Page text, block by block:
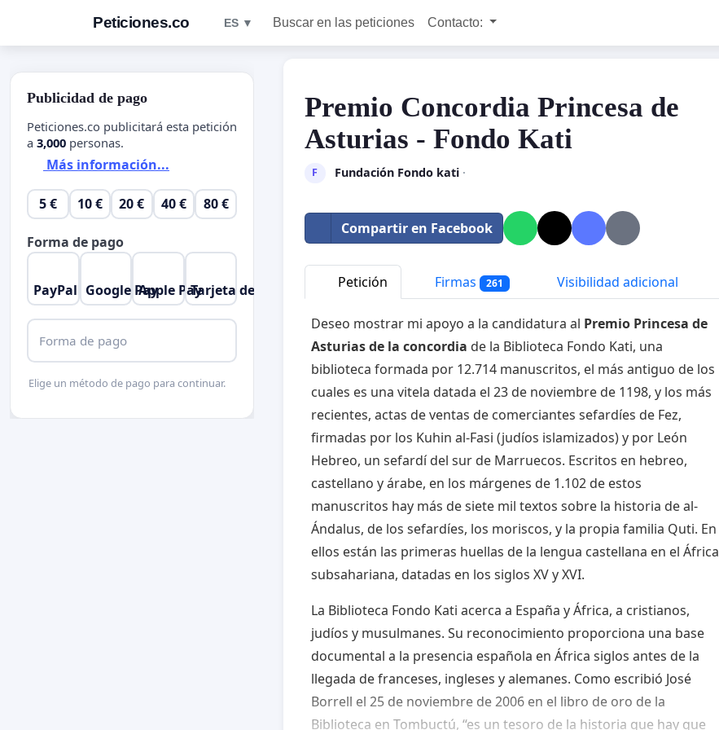
Peticiones.co ES ▼ Buscar en las peticiones Contacto:
Premio Concordia Princesa de
Asturias - Fondo Kati
F Fundación Fondo kati·
Compartir en Facebook
Petición Firmas 261 Visibilidad adicional
Deseo mostrar mi apoyo a la candidatura al Premio Princesa de
Asturias de la concordia de la Biblioteca Fondo Kati, una
biblioteca formada por 12.714 manuscritos, el más antiguo de los
cuales es una vitela datada el 23 de noviembre de 1198, y los más
recientes, actas de ventas de comerciantes sefardíes de Fez,
firmadas por los Kuhin al-Fasi (judíos islamizados) y por León
Hebreo, un sefardí del sur de Marruecos. Escritos en hebreo,
castellano y árabe, en los márgenes de 1.102 de estos
manuscritos hay más de siete mil textos sobre la historia de al-
Ándalus, de los sefardíes, los moriscos, y la propia familia Quti. En
ellos están las primeras huellas de la lengua castellana en el África
subsahariana, datadas en los siglos XV y XVI.
La Biblioteca Fondo Kati acerca a España y África, a cristianos,
judíos y musulmanes. Su reconocimiento proporciona una base
documental a la presencia española en África siglos antes de la
llegada de franceses, ingleses y alemanes. Como escribió José
Borrell el 25 de noviembre de 2006 en el libro de oro de la
Biblioteca en Tombuctú, “es un tesoro de la historia que hay que
Publicidad de pago
Peticiones.co publicitará esta petición
a 3,000 personas.
Más información...
5 € 10 € 20 € 40 € 80 €
Forma de pago
PayPal Google PayApple PayTarjeta de crédito
Forma de pago
Elige un método de pago para continuar.